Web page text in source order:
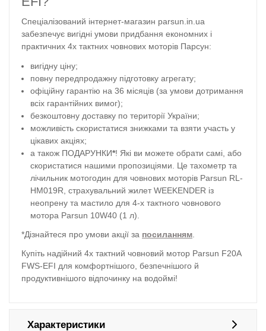
Спеціалізований інтернет-магазин parsun.in.ua
забезпечує вигідні умови придбання економних і
практичних 4х тактних човнових моторів Парсун:
вигідну ціну;
повну передпродажну підготовку агрегату;
офіційну гарантію на 36 місяців (за умови дотримання
всіх гарантійних вимог);
безкоштовну доставку по території України;
можливість скористатися знижками та взяти участь у
цікавих акціях;
а також ПОДАРУНКИ*! Які ви можете обрати самі, або
скористатися нашими пропозиціями. Це тахометр та
лічильник мотогодин для човнових моторів Parsun RL-
HM019R, страхувальний жилет WEEKENDER із
неопрену та мастило для 4-х тактного човнового
мотора Parsun 10W40 (1 л).
*Дізнайтеся про умови акції за посиланням
Купіть надійний 4х тактний човновий мотор Parsun F20A
FWS-EFI для комфортнішого, безпечнішого й
продуктивнішого відпочинку на водоймі!
Характеристики